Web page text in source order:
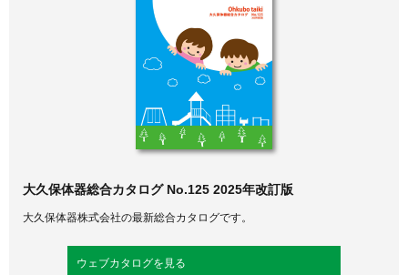
大久保体器総合カタログ No.125 2025年改訂版
大久保体器株式会社の最新総合カタログです。
ウェブカタログを見る